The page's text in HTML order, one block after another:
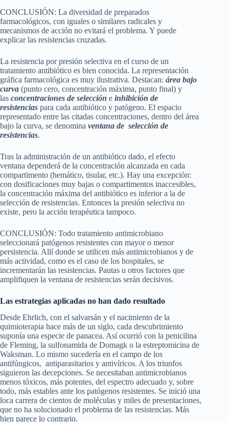
CONCLUSIÓN: La diversidad de preparados
farmacológicos, con iguales o similares radicales y
mecanismos de acción no evitará el problema. Y puede
explicar las resistencias cruzadas.
La resistencia por presión selectiva en el curso de un
tratamiento antibiótico es bien conocida. La representación
gráfica farmacológica es muy ilustrativa. Destacan: área bajo
curva (punto cero, concentración máxima, punto final) y
las concentraciones de selección e inhibición de
resistencias para cada antibiótico y patógeno. El espacio
representado entre las citadas concentraciones, dentro del área
bajo la curva, se denomina ventana de selección de
resistencias.
Tras la administración de un antibiótico dado, el efecto
ventana dependerá de la concentración alcanzada en cada
compartimento (hemático, tisular, etc.). Hay una excepción:
con dosificaciones muy bajas o compartimentos inaccesibles,
la concentración máxima del antibiótico es inferior a la de
selección de resistencias. Entonces la presión selectiva no
existe, pero la acción terapéutica tampoco.
CONCLUSIÓN: Todo tratamiento antimicrobiano
seleccionará patógenos resistentes con mayor o menor
persistencia. Allí donde se utilicen más antimicrobianos y de
más actividad, como es el caso de los hospitales, se
incrementarán las resistencias. Pautas u otros factores que
amplifiquen la ventana de resistencias serán decisivos.
Las estrategias aplicadas no han dado resultado
Desde Ehrlich, con el salvarsán y el nacimiento de la
quimioterapia hace más de un siglo, cada descubrimiento
suponía una especie de panacea. Así ocurrió con la penicilina
de Fleming, la sulfonamida de Domagk o la estreptomicina de
Waksman. Lo mismo sucedería en el campo de los
antifúngicos, antiparasitarios y antivíricos. A los triunfos
siguieron las decepciones. Se necesitaban antimicrobianos
menos tóxicos, más potentes, del espectro adecuado y, sobre
todo, más estables ante los patógenos resistentes. Se inició una
loca carrera de cientos de moléculas y miles de presentaciones,
que no ha solucionado el problema de las resistencias. Más
bien parece lo contrario.